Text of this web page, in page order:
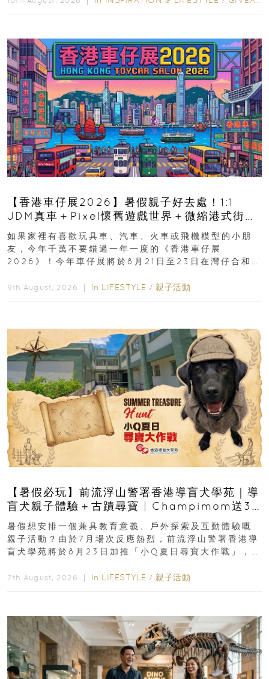
【香港車仔展2026】暑假親子好去處！1:1
JDM真車＋Pixel懷舊遊戲世界＋微縮港式街景
8月灣仔登場 車迷家庭必去！
如果家裡有喜歡玩具車、汽車、火車或飛機模型的小朋
友，今年千萬不要錯過一年一度的《香港車仔展
2026》！今年車仔展將於8月21日至23日在灣仔合和酒
9th August, 2026 ｜ In LIFESTYLE / 親子活動
【暑假必玩】前流浮山警署香港導盲犬學苑｜導
盲犬親子體驗＋古蹟尋寶 | Champimom送3
組免費名額
暑假想安排一個兼具教育意義、戶外探索及互動體驗嘅
親子活動？由於7月場次反應熱烈，前流浮山警署香港導
盲犬學苑將於8月23日加推「小Q夏日尋寶大作戰」，家
7th August, 2026 ｜ In LIFESTYLE / 親子活動